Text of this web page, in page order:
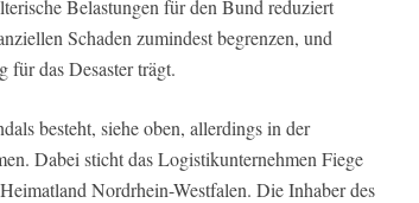
Belastungen für den Bund reduziert
Schaden zumindest begrenzen, und
das Desaster trägt.
besteht, siehe oben, allerdings in der
Dabei sticht das Logistikunternehmen Fiege
Nordrhein-Westfalen. Die Inhaber des